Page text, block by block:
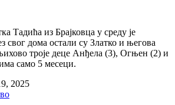
Тадића из Брајковца у среду је
свог дома остали су Златко и његова
троје деце Анђела (3), Огњен (2) и
само 5 месеци.
2025